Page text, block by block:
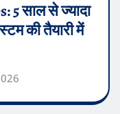
5 साल से ज्यादा
की तैयारी में